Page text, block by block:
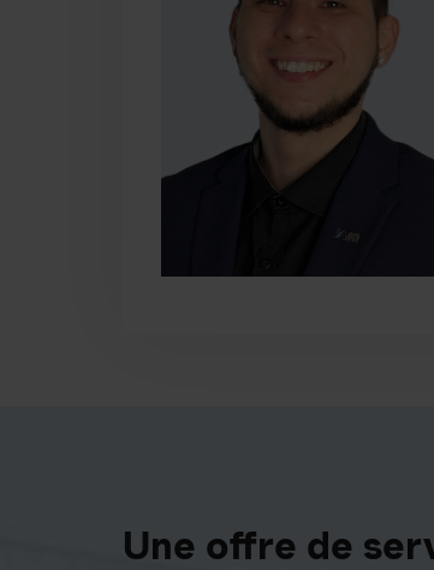
Une offre de